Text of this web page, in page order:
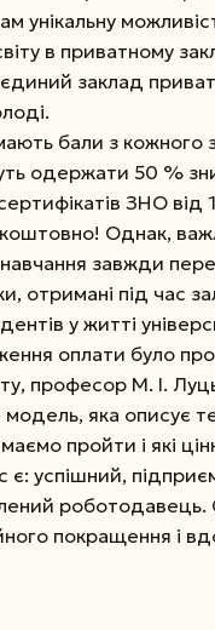
унікальну
в приватному
заклад
бали з кожного
одержати 50 %
ЗНО
Однак,
завжди
отримані під час
у житті
оплати було
професор М. І.
яка описує
пройти і які
є: успішний,
покращення і